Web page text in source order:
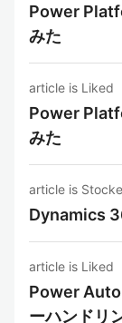
Power
みた
article is Liked
Power
みた
article is
Dynamics
article is Liked
Power
ーハンドリ